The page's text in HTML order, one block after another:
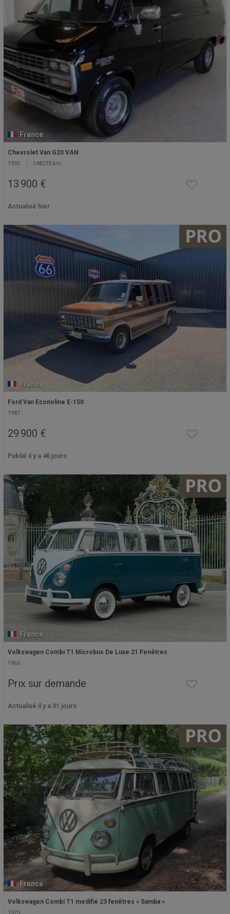
France
Chevrolet Van G20 VAN
1992 148233 km
13 900 €
Actualisé hier
France
Ford Van Econoline E-150
1987
29 900 €
Publié il y a 46 jours
France
Volkswagen Combi T1 Microbus De Luxe 21 Fenêtres
1965
Prix sur demande
Actualisé il y a 31 jours
France
Volkswagen Combi T1 modifié 23 fenêtres « Samba »